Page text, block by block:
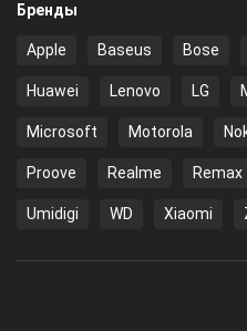
Бренды
Apple Baseus Bose
Huawei Lenovo LG
Microsoft Motorola
Proove Realme Remax
Umidigi WD Xiaomi